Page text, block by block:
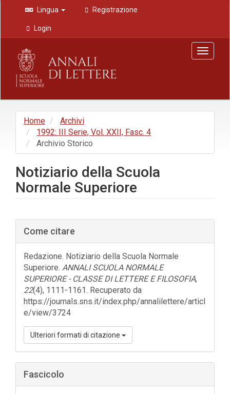
Navigazione
principale
Contenuto
principale
Barra
laterale
Lingua Registrazione
Login
Toggle
Home
Archivi
1992: III Serie, Vol. XXII, Fasc. 4
Archivio Storico
Notiziario della Scuola
Normale Superiore
Barra
laterale
dell'articolo
Come citare
Redazione. Notiziario della Scuola Normale
Superiore. ANNALI SCUOLA NORMALE
SUPERIORE - CLASSE DI LETTERE E FILOSOFIA,
22(4), 1111-1161. Recuperato da
https://journals.sns.it/index.php/annalilettere/articl
e/view/3724
Ulteriori formati di citazione
Fascicolo